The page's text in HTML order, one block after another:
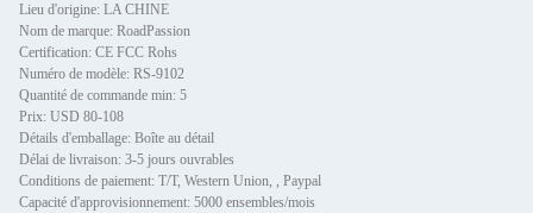
Lieu d'origine: LA CHINE
Nom de marque: RoadPassion
Certification: CE FCC Rohs
Numéro de modèle: RS-9102
Quantité de commande min: 5
Prix: USD 80-108
Détails d'emballage: Boîte au détail
Délai de livraison: 3-5 jours ouvrables
Conditions de paiement: T/T, Western Union, , Paypal
Capacité d'approvisionnement: 5000 ensembles/mois